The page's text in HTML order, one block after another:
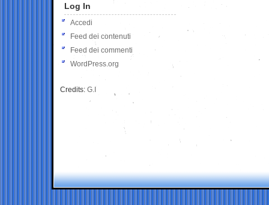
Log In
Accedi
Feed dei contenuti
Feed dei commenti
WordPress.org
Credits: G.I